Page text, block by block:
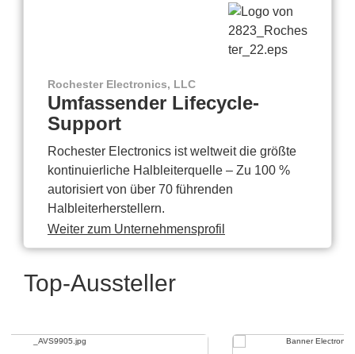
Rochester Electronics, LLC
Umfassender Lifecycle-
Support
Rochester Electronics ist weltweit die größte
kontinuierliche Halbleiterquelle – Zu 100 %
autorisiert von über 70 führenden
Halbleiterherstellern.
Weiter zum Unternehmensprofil
Top-Aussteller